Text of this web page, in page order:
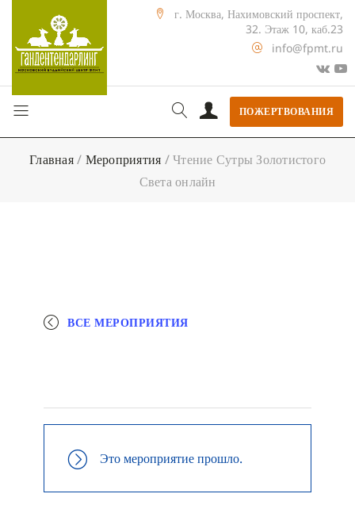
г. Москва, Нахимовский проспект,
32. Этаж 10, каб.23
info@fpmt.ru
ПОЖЕРТВОВАНИЯ
Главная/ Мероприятия /Чтение Сутры Золотистого
Света онлайн
ВСЕ МЕРОПРИЯТИЯ
Это мероприятие прошло.